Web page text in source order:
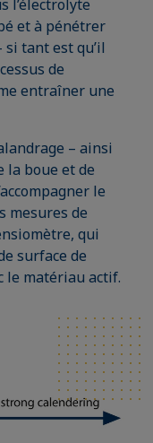
l’électrolyte
et à pénétrer
si tant est qu’il
de
entraîner une
– ainsi
la boue et de
le
mesures de
qui
surface de
le matériau actif.